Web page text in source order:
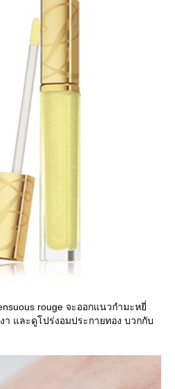
rouge จะออกแนวกำมะหยี่
า และดูโปร่งอมประกายทอง บวกกับ